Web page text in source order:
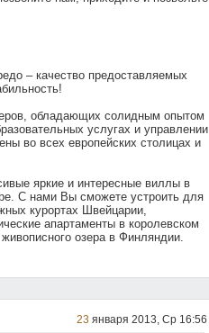
– качество предоставляемых
обладающих солидным опытом
услугах и управлении
во всех европейских столицах и
яркие и интересные виллы в
С нами Вы сможете устроить для
курортах Швейцарии,
апартаменты в королевском
озера в Финляндии.
23 января 2013, Ср 16:56